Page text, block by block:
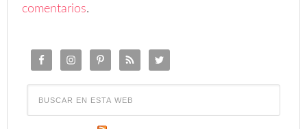
comentarios.